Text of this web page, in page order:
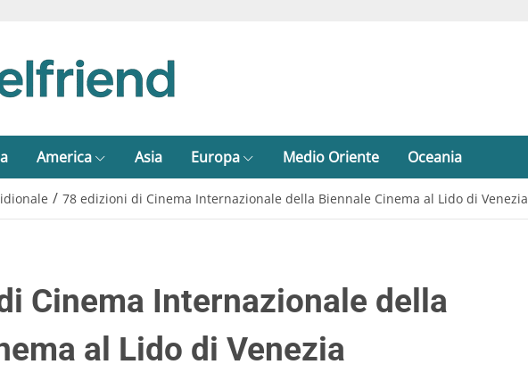
America Asia Europa Medio Oriente Oceania
/ 78 edizioni di Cinema Internazionale della Biennale Cinema al Lido di Venezia
Cinema Internazionale della
al Lido di Venezia